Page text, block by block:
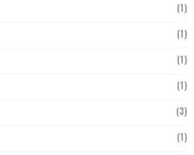
(1)
(1)
(1)
(1)
(3)
(1)